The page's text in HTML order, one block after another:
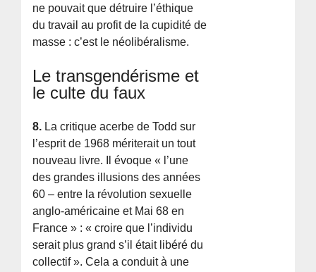
ne pouvait que détruire l’éthique
du travail au profit de la cupidité de
masse : c’est le néolibéralisme.
Le transgendérisme et
le culte du faux
8. La critique acerbe de Todd sur
l’esprit de 1968 mériterait un tout
nouveau livre. Il évoque « l’une
des grandes illusions des années
60 – entre la révolution sexuelle
anglo-américaine et Mai 68 en
France » : « croire que l’individu
serait plus grand s’il était libéré du
collectif ». Cela a conduit à une